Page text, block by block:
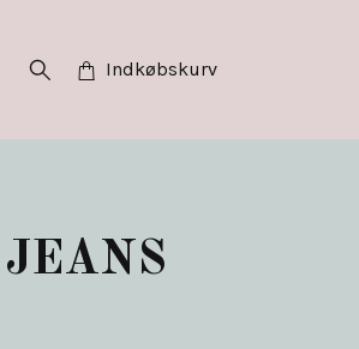
Indkøbskurv